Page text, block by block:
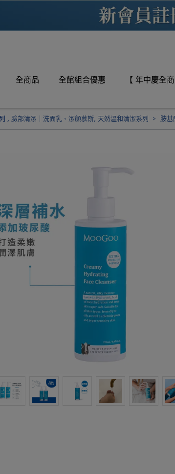
全商品 全館組合優惠 【 年中慶全
, 臉部清潔｜洗面乳、潔顏慕斯, 天然溫和清潔系列 胺